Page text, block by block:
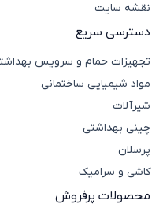
نقشه سایت
دسترسی سریع
تجهیزات حمام و سرویس
مواد شیمیایی ساختمانی
شیرآلات
چینی بهداشتی
پرسلان
کاشی و سرامیک
محصولات پرفروش